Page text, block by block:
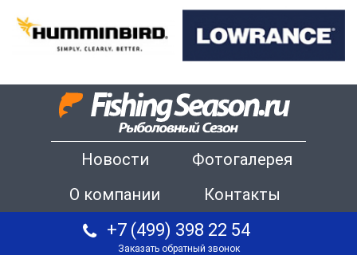
Новости
Фотогалерея
О компании
Контакты
+7 (499) 398 22 54
Заказать обратный звонок